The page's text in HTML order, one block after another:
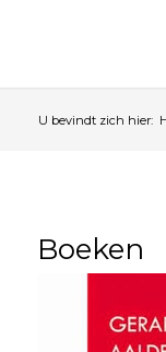
U bevindt zich hier:
Boeken